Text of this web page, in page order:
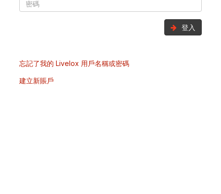
登入
忘記了我的 Livelox 用戶名稱或密碼
建立新賬戶